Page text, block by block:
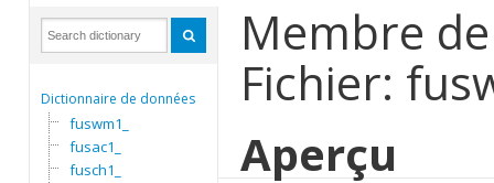
Dictionnaire de données
fuswm1_
fusac1_
fusch1_
Membre
Fichier:
Aperçu